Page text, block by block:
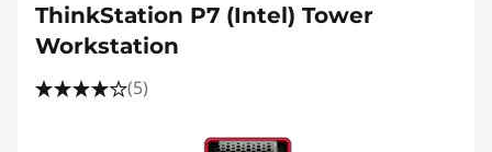
ThinkStation P7 (Intel) Tower
Workstation
(5)